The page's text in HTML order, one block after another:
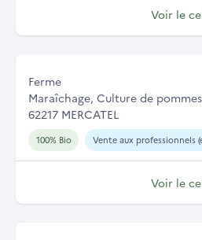
Voir le
Ferme
Maraîchage, Culture de
62217 MERCATEL
100% Bio Vente aux professionnels
Voir le